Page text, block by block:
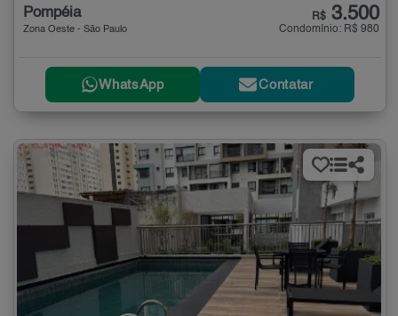
Pompéia
Zona Oeste - São Paulo
R$ 3.500
Condomínio: R$ 980
WhatsApp Contatar